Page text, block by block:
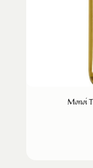
Monoi